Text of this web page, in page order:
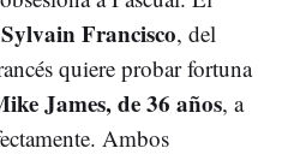
Francisco, del
quiere probar fortuna
James, de 36 años, a
Ambos